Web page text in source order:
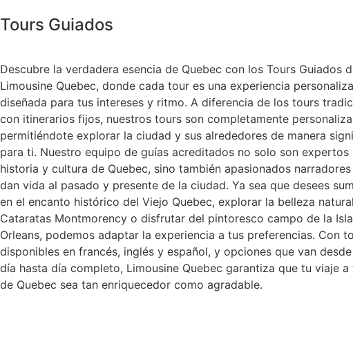
Tours Guiados
Descubre la verdadera esencia de Quebec con los Tours Guiados
Limousine Quebec, donde cada tour es una experiencia
diseñada para tus intereses y ritmo. A diferencia de los tours
con itinerarios fijos, nuestros tours son completamente
permitiéndote explorar la ciudad y sus alrededores de manera
para ti. Nuestro equipo de guías acreditados no solo son expertos
historia y cultura de Quebec, sino también apasionados
dan vida al pasado y presente de la ciudad. Ya sea que desees
en el encanto histórico del Viejo Quebec, explorar la belleza
Cataratas Montmorency o disfrutar del pintoresco campo de la
Orleans, podemos adaptar la experiencia a tus preferencias. Con
disponibles en francés, inglés y español, y opciones que van
día hasta día completo, Limousine Quebec garantiza que tu viaje a
de Quebec sea tan enriquecedor como agradable.